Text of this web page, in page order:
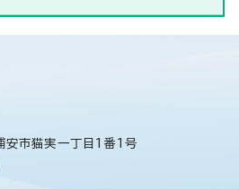
市猫実一丁目1番1号